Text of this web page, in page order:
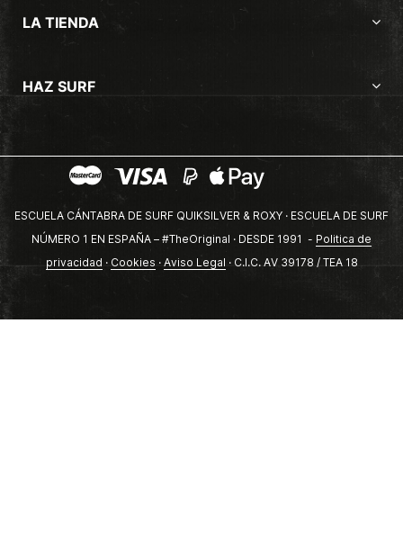
LA TIENDA
HAZ SURF
ESCUELA CÁNTABRA DE SURF QUIKSILVER & ROXY · ESCUELA DE SURF
NÚMERO 1 EN ESPAÑA – #TheOriginal · DESDE 1991 - Politica de
privacidad · Cookies · Aviso Legal · C.I.C. AV 39178 / TEA 18